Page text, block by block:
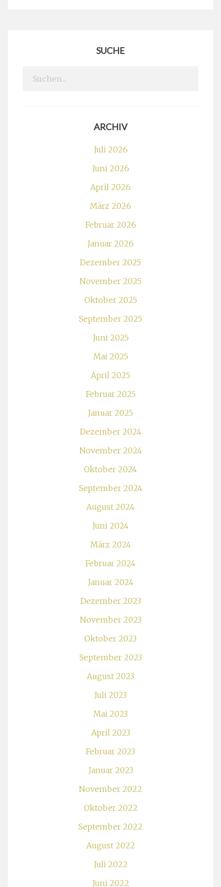
SUCHE
Search
ARCHIV
Juli 2026
Juni 2026
April 2026
März 2026
Februar 2026
Januar 2026
Dezember 2025
November 2025
Oktober 2025
September 2025
Juni 2025
Mai 2025
April 2025
Februar 2025
Januar 2025
Dezember 2024
November 2024
Oktober 2024
September 2024
August 2024
Juni 2024
März 2024
Februar 2024
Januar 2024
Dezember 2023
November 2023
Oktober 2023
September 2023
August 2023
Juli 2023
Mai 2023
April 2023
Februar 2023
Januar 2023
November 2022
Oktober 2022
September 2022
August 2022
Juli 2022
Juni 2022